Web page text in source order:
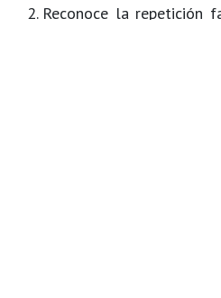
Reconoce la repetición